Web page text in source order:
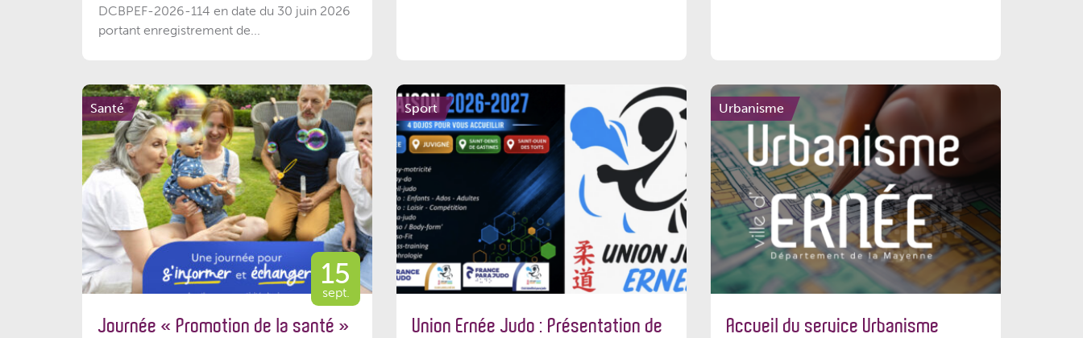
DCBPEF-2026-114 en date du 30 juin 2026
portant enregistrement de...
Santé
15
sept.
Journée « Promotion de la santé »
Sport
Union Ernée Judo : Présentation de
Urbanisme
Accueil du service Urbanisme